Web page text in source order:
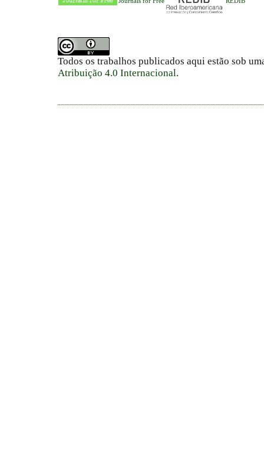
Todos os trabalhos publicados aqui estão sob
Atribuição 4.0 Internacional.